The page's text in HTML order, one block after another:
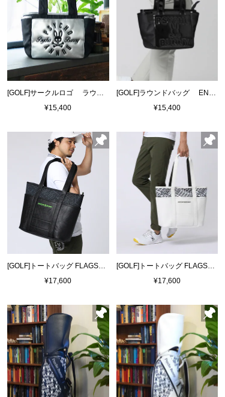
[GOLF]サークルロゴ ラウンドバッグ
¥15,400
[GOLF]ラウンドバッグ ENAMEL
¥15,400
¥17,600
[GOLF]トートバッグ FLAGSHIP
¥17,600